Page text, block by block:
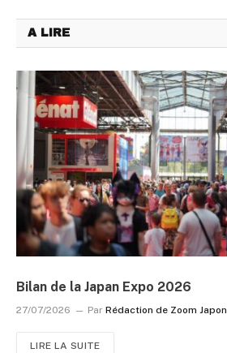
A LIRE
Bilan de la Japan Expo 2026
27/07/2026 Par Rédaction de Zoom Japon
LIRE LA SUITE